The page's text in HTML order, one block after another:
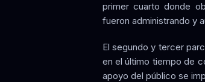
primer cuarto donde
fueron administrando y
El segundo y tercer
en el último tiempo de
apoyo del público se